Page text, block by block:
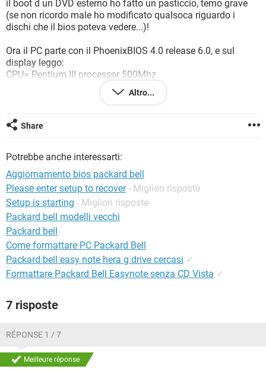
HARDWARE
TIKTOK FACEBOOK
HARDWARE
iOS WINDOWS 10
INSTAGRAM WHATSAPP
HARDWARE
il boot d un DVD esterno ho fatto un pasticcio, temo grave
(se non ricordo male ho modificato qualsoca riguardo i
dischi che il bios poteva vedere...)!
Ora il PC parte con il PhoenixBIOS 4.0 release 6.0, e sul
display leggo:
CPU= Pentium III processor 500Mhz
640k System RAM passed
255M Extended RAM passed
System BIOS shadowed
Video BIOS Shadowed
Mouse initialized (nota: lo vede da USB)
Fixed disk 0: Maxtor 91021U2-(PM)
Press F2 to enter BIOS setup, F12 to Network boot
Bene, se premo F2 esce un messaggio Entering SETUP ... ma
non cambia pagina (ho provato ad attendere anche 15
minuti!). Analogo se premo F12..
Da notare che ho un floppy di ripristino PAckard Bell ma
temo che il floppy venga dopo il disco fisso (che il floppy sia
C'è qualcosa che posso fare senza andare alla assistenza
ricordano che esiste!...)???
Grazie 1000, Steph
Altro...
Share
Potrebbe anche interessarti:
Aggiornamento bios packard bell
Please enter setup to recover - Migliori risposte
Setup is starting - Migliori risposte
Packard bell modelli vecchi
Packard bell
Come formattare PC Packard Bell
Packard bell easy note hera g drive cercasi ✓
Formattare Packard Bell Easynote senza CD Vista ✓
7 risposte
RÉPONSE 1 / 7
Meilleure réponse